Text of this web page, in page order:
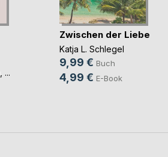
, ...
Zwischen der Liebe
Katja L. Schlegel
9,99 € Buch
4,99 € E-Book